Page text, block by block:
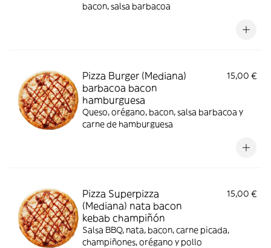
bacon, salsa barbacoa
Pizza Burger (Mediana)
barbacoa bacon
hamburguesa
15,00 €
Queso, orégano, bacon, salsa barbacoa y
carne de hamburguesa
Pizza Superpizza
(Mediana) nata bacon
kebab champiñón
15,00 €
Salsa BBQ, nata, bacon, carne picada,
champiñones, orégano y pollo